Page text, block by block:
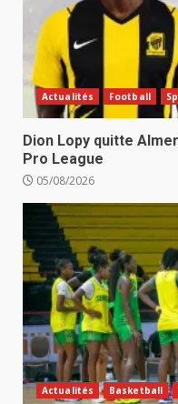
Actualités Football
Dion Lopy quitte
Pro League
05/08/2026
Actualités Basketball